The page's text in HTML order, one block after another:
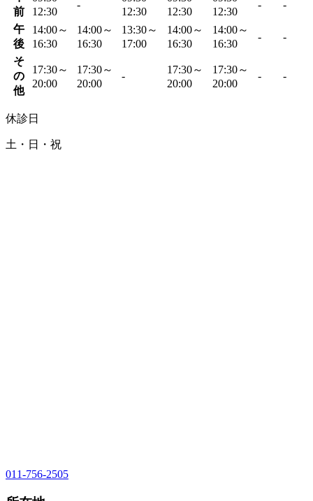
前
12:30
-
12:30
12:30
12:30
- -
午
後
14:00～
16:30
14:00～
16:30
13:30～
17:00
14:00～
16:30
14:00～
16:30
- -
そ
の
他
17:30～
20:00
17:30～
20:00
-
17:30～
20:00
17:30～
20:00
- -
休診日
土・日・祝
011-756-2505